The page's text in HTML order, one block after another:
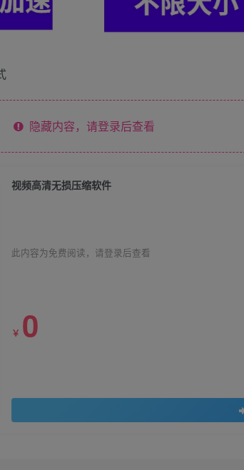
隐藏内容，请登录后查看
视频高清无损压缩软件
此内容为免费阅读，请登录后查看
￥ 0